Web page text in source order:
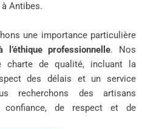
Antibes.
une importance particulière
professionnelle. Nos
charte de qualité, incluant la
des délais et un service
recherchons des artisans
confiance, de respect et de